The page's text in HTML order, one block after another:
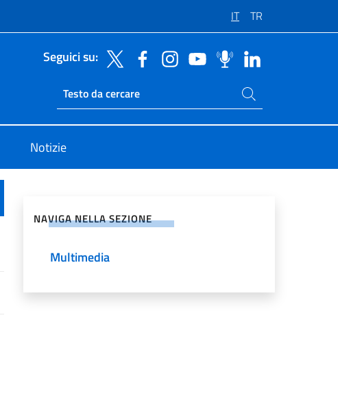
IT TR
Seguici su:
Ricerca sito live
Cerca nel sito
Notizie
NAVIGA NELLA SEZIONE
Multimedia